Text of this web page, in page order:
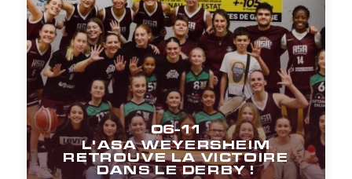
06-11
L'ASA WEYERSHEIM
RETROUVE LA VICTOIRE
DANS LE DERBY !